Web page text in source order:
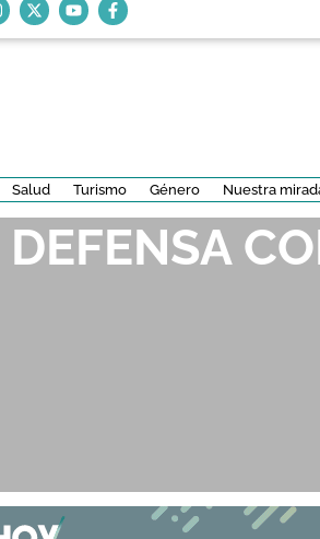
Salud Turismo Género Nuestra